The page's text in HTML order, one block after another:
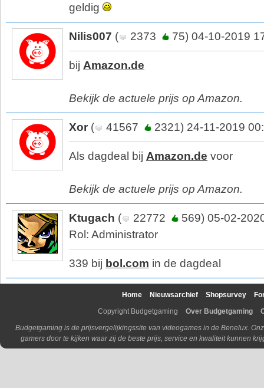
geldig
Nilis007 ( 2373 75) 04-10-2019
bij Amazon.de
Bekijk de actuele prijs op Amazon.
Xor ( 41567 2321) 24-11-2019
Als dagdeal bij Amazon.de voor
Bekijk de actuele prijs op Amazon.
Ktugach ( 22772
569) 05-02-
Rol: Administrator
339 bij bol.com in de dagdeal
Home Nieuwsarchief Shopsurvey
Copyright Budgetgaming
Over Budgetgaming
Budgetgaming is de prijsvergelijkingssite van videogames in de Benelux.
gamers door te kijken waar zij de beste prijs, service en kwaliteit kunnen